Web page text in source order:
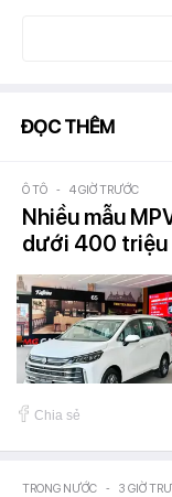
ĐỌC THÊM
Ô TÔ - 4 GIỜ TRƯỚC
Nhiều mẫu
dưới 400 triệu
Chia sẻ
TRONG NƯỚC - 3 GIỜ